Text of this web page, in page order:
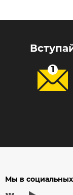
Мы в социальных